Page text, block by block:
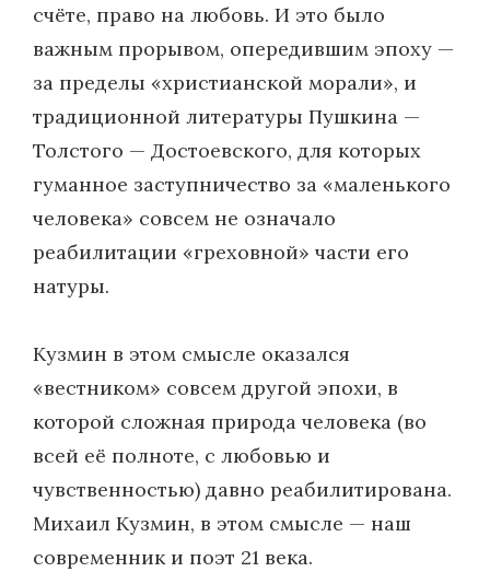
счёте, право на любовь. И это было
важным прорывом, опередившим эпоху —
за пределы «христианской морали», и
традиционной литературы Пушкина —
Толстого — Достоевского, для которых
гуманное заступничество за «маленького
человека» совсем не означало
реабилитации «греховной» части его
натуры.
Кузмин в этом смысле оказался
«вестником» совсем другой эпохи, в
которой сложная природа человека (во
всей её полноте, с любовью и
чувственностью) давно реабилитирована.
Михаил Кузмин, в этом смысле — наш
современник и поэт 21 века.